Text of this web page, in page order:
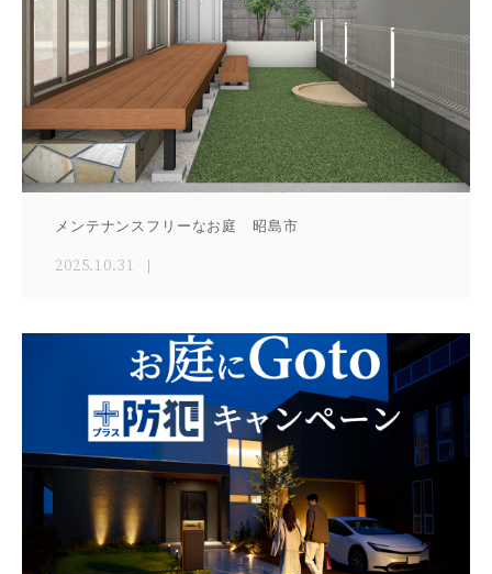
メンテナンスフリーなお庭 昭島市
2025.10.31